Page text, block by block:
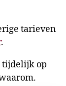
tarieven
.
tijdelijk op